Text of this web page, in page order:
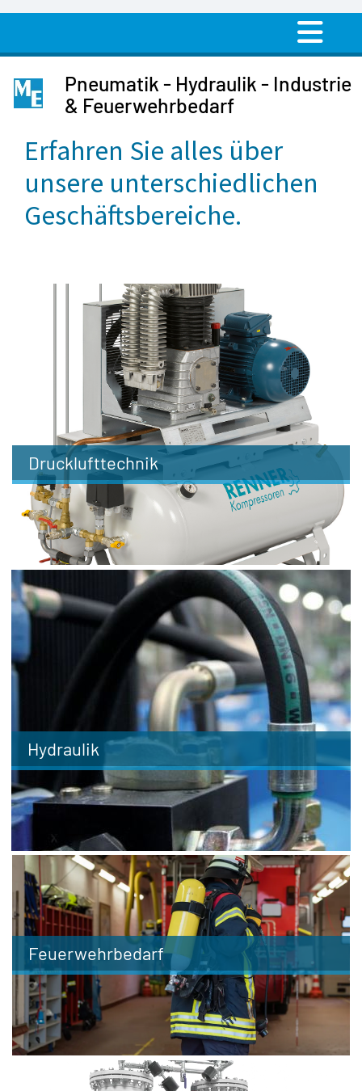
Pneumatik - Hydraulik - Industrie
& Feuerwehrbedarf
Erfahren Sie alles über
unsere unterschiedlichen
Geschäftsbereiche.
Drucklufttechnik
Hydraulik
Feuerwehrbedarf